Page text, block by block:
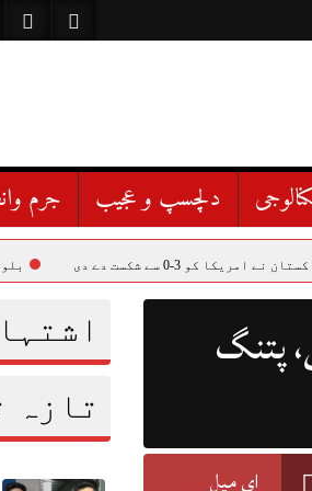
دلچسپ و عجیب جرم
شکست دے دی بلوچستان میں سکیورٹی
تازہ
پتنگ
ای میل